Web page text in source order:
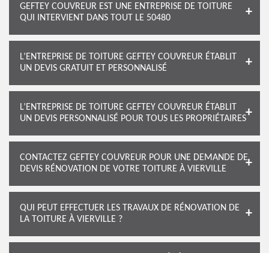
GEFTEY COUVREUR EST UNE ENTREPRISE DE TOITURE
QUI INTERVIENT DANS TOUT LE 50480
L’ENTREPRISE DE TOITURE GEFTEY COUVREUR ÉTABLIT
UN DEVIS GRATUIT ET PERSONNALISÉ
L’ENTREPRISE DE TOITURE GEFTEY COUVREUR ÉTABLIT
UN DEVIS PERSONNALISÉ POUR TOUS LES PROPRIÉTAIRES
CONTACTEZ GEFTEY COUVREUR POUR UNE DEMANDE DE
DEVIS RÉNOVATION DE VOTRE TOITURE À VIERVILLE
QUI PEUT EFFECTUER LES TRAVAUX DE RÉNOVATION DE
LA TOITURE À VIERVILLE ?